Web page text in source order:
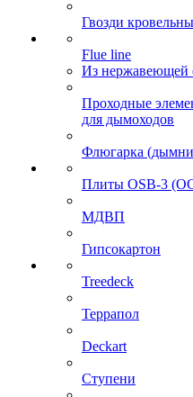
Гвозди
Flue line
Из нержавеющей
Проходные
для дымоходов
Флюгарка
Плиты OSB-3
МДВП
Гипсокартон
Treedeck
Террапол
Deckart
Ступени